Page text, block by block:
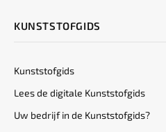
KUNSTSTOFGIDS
Kunststofgids
Lees de digitale Kunststofgids
Uw bedrijf in de Kunststofgids?